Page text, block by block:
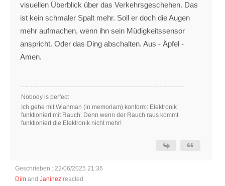
visuellen Überblick über das Verkehrsgeschehen. Das
ist kein schmaler Spalt mehr. Soll er doch die Augen
mehr aufmachen, wenn ihn sein Müdigkeitssensor
anspricht. Oder das Ding abschalten. Aus - Äpfel -
Amen.
Nobody is perfect
Ich gehe mit Wlanman (in memoriam) konform: Elektronik
funktioniert mit Rauch. Denn wenn der Rauch raus kommt
funktioniert die Elektronik nicht mehr!
Geschrieben : 22/06/2025 21:36
Dim and Janinez reacted